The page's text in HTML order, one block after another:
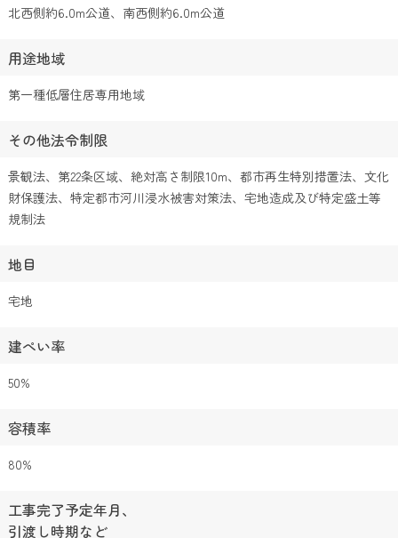
北西側約6.0m公道、南西側約6.0m公道
用途地域
第一種低層住居専用地域
その他法令制限
景観法、第22条区域、絶対高さ制限10m、都市再生特別措置法、文化
財保護法、特定都市河川浸水被害対策法、宅地造成及び特定盛土等
規制法
地目
宅地
建ぺい率
50%
容積率
80%
工事完了予定年月、
引渡し時期など